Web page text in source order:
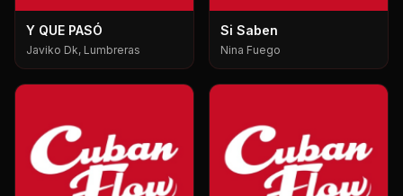
Y QUE PASÓ
Javiko Dk, Lumbreras
Si Saben
Nina Fuego